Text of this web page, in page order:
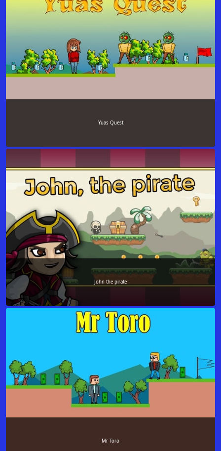
Yuas Quest
John the pirate
Mr Toro